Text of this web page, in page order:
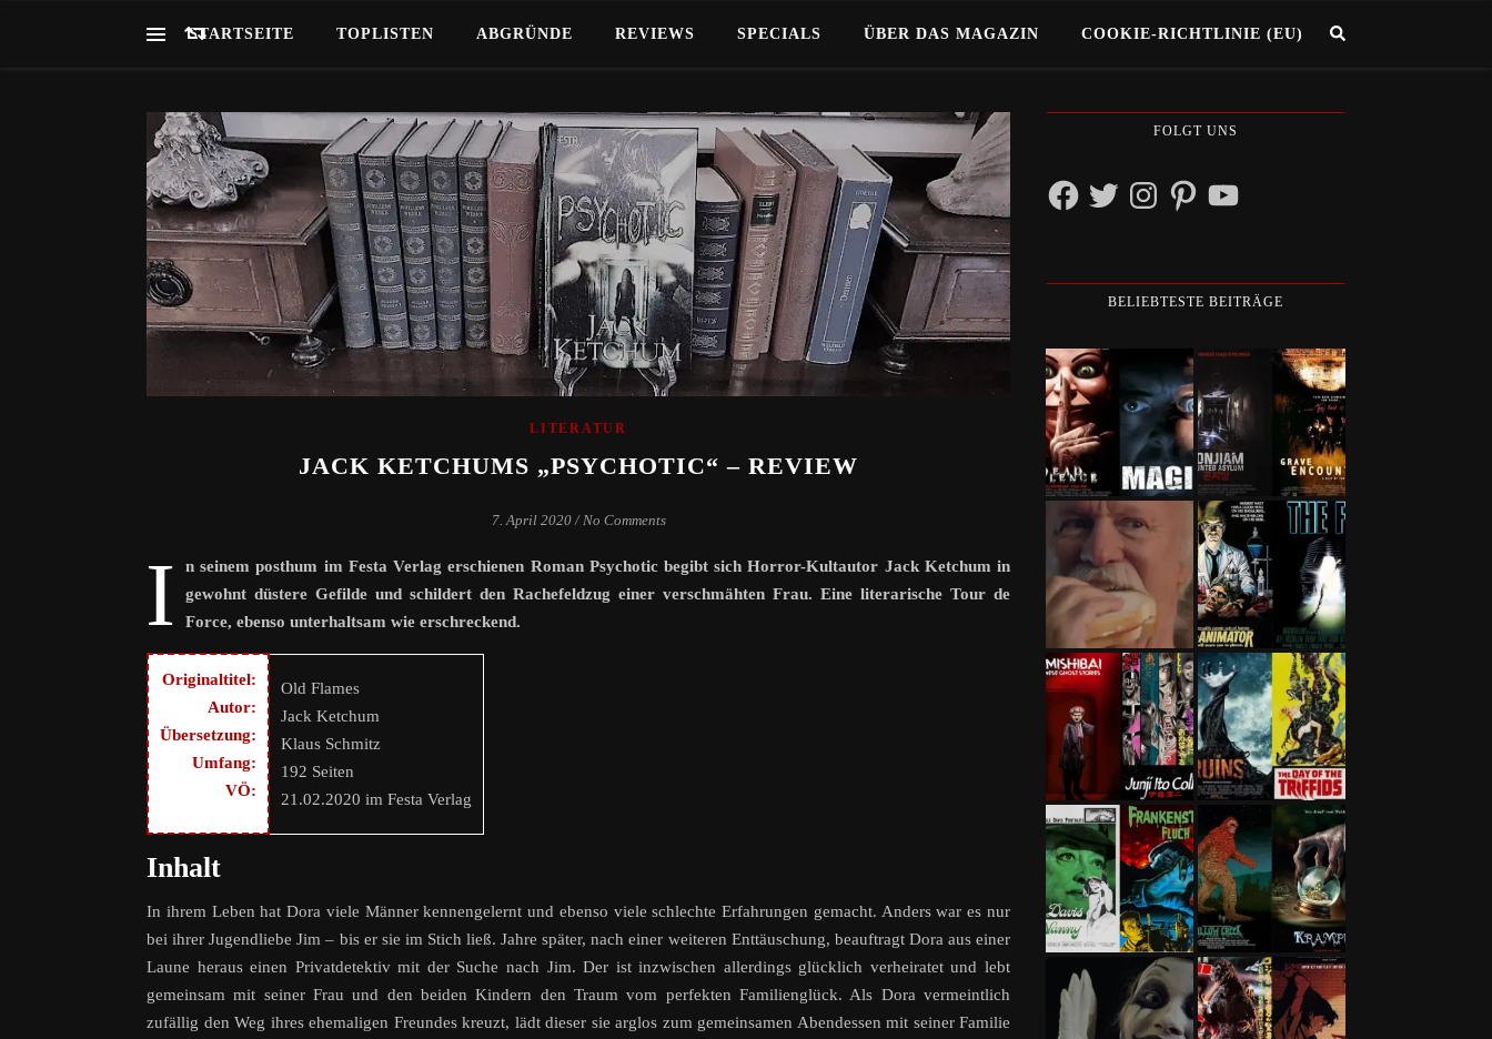
STARTSEITE TOPLISTEN ABGRÜNDE REVIEWS SPECIALS ÜBER DAS MAGAZIN COOKIE-RICHTLINIE (EU)
LITERATUR
JACK KETCHUMS „PSYCHOTIC“ – REVIEW
7. April 2020 / No Comments
I
n seinem posthum im Festa Verlag erschienen Roman Psychotic begibt sich Horror-Kultautor Jack Ketchum in
gewohnt düstere Gefilde und schildert den Rachefeldzug einer verschmähten Frau. Eine literarische Tour de
Force, ebenso unterhaltsam wie erschreckend.
Originaltitel:
Autor:
Übersetzung:
Umfang:
VÖ:
Old Flames
Jack Ketchum
Klaus Schmitz
192 Seiten
21.02.2020 im Festa Verlag
Inhalt
In ihrem Leben hat Dora viele Männer kennengelernt und ebenso viele schlechte Erfahrungen gemacht. Anders war es nur
bei ihrer Jugendliebe Jim – bis er sie im Stich ließ. Jahre später, nach einer weiteren Enttäuschung, beauftragt Dora aus einer
Laune heraus einen Privatdetektiv mit der Suche nach Jim. Der ist inzwischen allerdings glücklich verheiratet und lebt
gemeinsam mit seiner Frau und den beiden Kindern den Traum vom perfekten Familienglück. Als Dora vermeintlich
zufällig den Weg ihres ehemaligen Freundes kreuzt, lädt dieser sie arglos zum gemeinsamen Abendessen mit seiner Familie
FOLGT UNS
FacebookTwitterInstagramPinterestYouTube
BELIEBTESTE BEITRÄGE